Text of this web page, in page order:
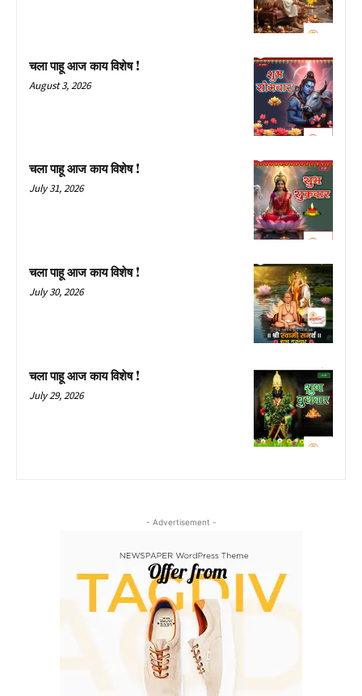
चला पाहू आज काय विशेष !
August 3, 2026
चला पाहू आज काय विशेष !
July 31, 2026
चला पाहू आज काय विशेष !
July 30, 2026
चला पाहू आज काय विशेष !
July 29, 2026
- Advertisement -